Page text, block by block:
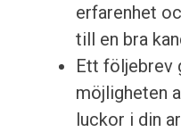
erfarenhet
till en bra
Ett följebrev
möjligheten
luckor i din